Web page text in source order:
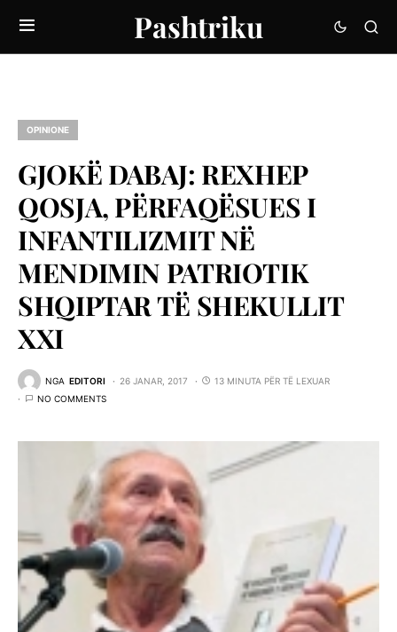
Pashtriku
OPINIONE
GJOKË DABAJ: REXHEP
QOSJA, PËRFAQËSUES I
INFANTILIZMIT NË
MENDIMIN PATRIOTIK
SHQIPTAR TË SHEKULLIT
XXI
NGA EDITORI 26 JANAR, 2017
13 MINUTA PËR TË LEXUAR
NO COMMENTS